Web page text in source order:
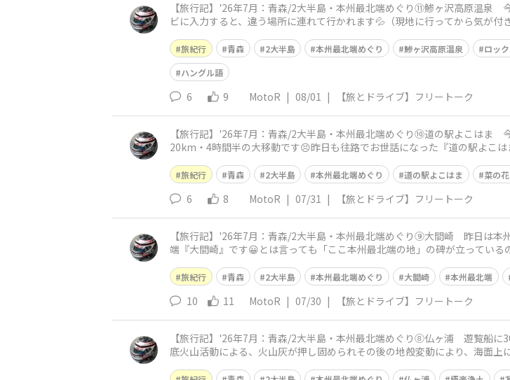
【旅行記】'26年7月：青森/2大半島・本州最北端めぐり⑪鯵ヶ沢高原温泉
ビに入力すると、違う場所に連れて行かれます💦（現地に行ってから気が
旅紀行 青森 2大半島 本州最北端めぐり 鯵ヶ沢高原温泉 ロッ
ハングル語
6 9 MotoR | 08/01 | 【旅とドライブ】フリートーク
【旅行記】'26年7月：青森/2大半島・本州最北端めぐり⑩道の駅よこはま
20km・4時間半の大移動です😣昨日も往路でお世話になった『道の駅よ
旅紀行 青森 2大半島 本州最北端めぐり 道の駅よこはま 菜の
6 8 MotoR | 07/31 | 【旅とドライブ】フリートーク
【旅行記】'26年7月：青森/2大半島・本州最北端めぐり⑨大間崎 昨日は本
端『大間崎』です😀とは言っても「ここ本州最北端の地」の碑が立ってい
旅紀行 青森 2大半島 本州最北端めぐり 大間崎 本州最北端
10 11 MotoR | 07/30 | 【旅とドライブ】フリートーク
【旅行記】'26年7月：青森/2大半島・本州最北端めぐり⑧仏ヶ浦 遊覧船に
底火山活動による、火山灰が押し固められその後の地殻変動により、海面